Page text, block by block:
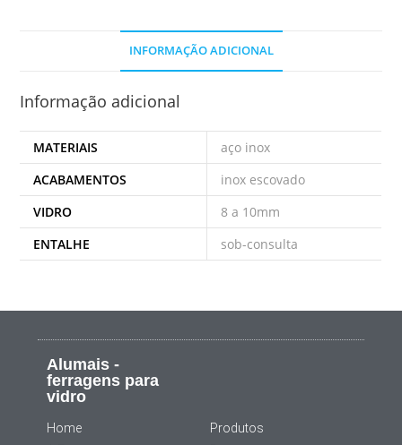
INFORMAÇÃO ADICIONAL
Informação adicional
MATERIAIS
aço inox
ACABAMENTOS
inox escovado
VIDRO
8 a 10mm
ENTALHE
sob-consulta
Alumais -
ferragens para
vidro
Home
Produtos